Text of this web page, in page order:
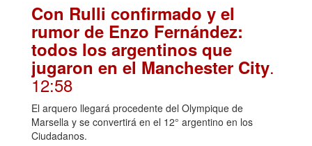
Con Rulli confirmado y el
rumor de Enzo Fernández:
todos los argentinos que
jugaron en el Manchester City.
12:58
El arquero llegará procedente del Olympique de
Marsella y se convertirá en el 12° argentino en los
Ciudadanos.